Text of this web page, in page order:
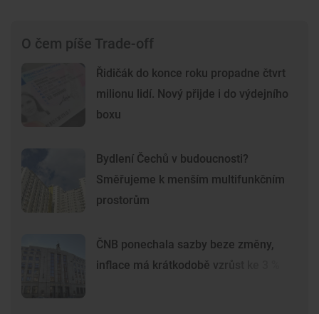
O čem píše Trade-off
Řidičák do konce roku propadne čtvrt
milionu lidí. Nový přijde i do výdejního
boxu
Bydlení Čechů v budoucnosti?
Směřujeme k menším multifunkčním
prostorům
ČNB ponechala sazby beze změny,
inflace má krátkodobě vzrůst ke 3 %